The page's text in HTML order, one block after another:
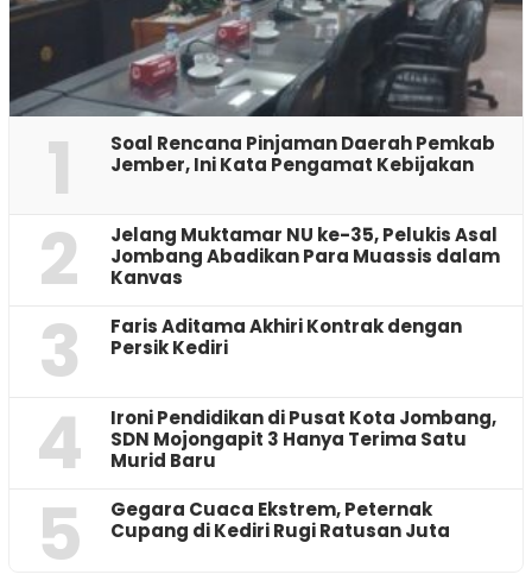
1
‎Soal Rencana Pinjaman Daerah Pemkab
Jember, Ini Kata Pengamat Kebijakan ‎
2
Jelang Muktamar NU ke-35, Pelukis Asal
Jombang Abadikan Para Muassis dalam
Kanvas
3
Faris Aditama Akhiri Kontrak dengan
Persik Kediri
4
Ironi Pendidikan di Pusat Kota Jombang,
SDN Mojongapit 3 Hanya Terima Satu
Murid Baru
5
‎Gegara Cuaca Ekstrem, Peternak
Cupang di Kediri Rugi Ratusan Juta